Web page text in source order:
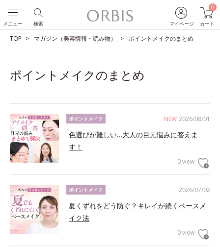
マイページ
0
カート
検索
メニュー
TOP マガジン（美容情報・読み物） ポイントメイクのまとめ
ポイントメイクのまとめ
NEW 2026/08/01
ポイントメイク
色選びが難しい…大人の目元悩みに答えま
す！
0 view
2026/07/02
ポイントメイク
夏くずれをどう防ぐ？キレイが続くベースメ
イク法
0 view